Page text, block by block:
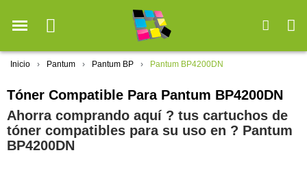
Inicio Pantum Pantum BP Pantum BP4200DN
Tóner Compatible Para Pantum BP4200DN
Ahorra comprando aquí ? tus cartuchos de
tóner compatibles para su uso en ?️ Pantum
BP4200DN